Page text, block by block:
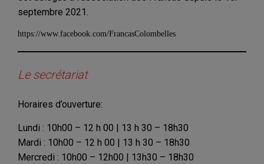
septembre 2021.
https://www.facebook.com/FrancasColombelles
Le secrétariat
Horaires d’ouverture:
Lundi : 10h00 – 12 h 00 | 13 h 30 – 18h30
Mardi : 10h00 – 12 h 00 | 13 h 30 – 18h30
Mercredi : 10h00 – 12h00 | 13h30 – 18h30